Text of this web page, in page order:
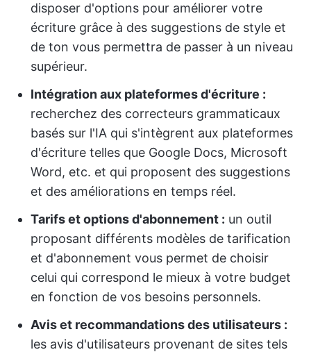
disposer d'options pour améliorer votre
écriture grâce à des suggestions de style et
de ton vous permettra de passer à un niveau
supérieur.
Intégration aux plateformes d'écriture :
recherchez des correcteurs grammaticaux
basés sur l'IA qui s'intègrent aux plateformes
d'écriture telles que Google Docs, Microsoft
Word, etc. et qui proposent des suggestions
et des améliorations en temps réel.
Tarifs et options d'abonnement : un outil
proposant différents modèles de tarification
et d'abonnement vous permet de choisir
celui qui correspond le mieux à votre budget
en fonction de vos besoins personnels.
Avis et recommandations des utilisateurs :
les avis d'utilisateurs provenant de sites tels